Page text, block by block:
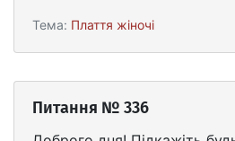
Тема: Плаття жіночі
Питання № 336